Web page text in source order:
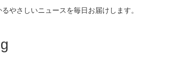
やさしいニュースを毎日お届けします。